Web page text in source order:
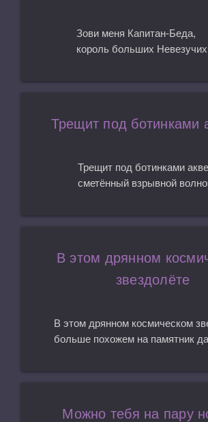
Зови меня Капитан-Беда,
король больших
Трещит под ботинками
Трещит под ботинками
сметённый взрывной
В этом дрянном
звездолёте
В этом дрянном космическом
больше похожем на памятник
Можно тебя на пару